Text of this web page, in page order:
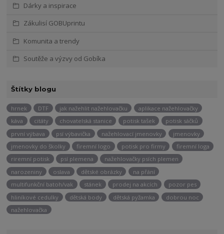
Dárky a inspirace
Zákulisí GOBUprintu
Komunita a trendy
Soutěže a výzvy od Gobíka
Štítky blogu
hrnek DTF jak nažehlit nažehlovačku
aplikace nažehlovačky
káva
citáty chovatelská stanice potisk tašek
potisk sáčků
první výbava
psí výbavička nažehlovací jmenovky
jmenovky
jmenovky do školky
firemní logo potisk pro firmy
firemní loga
riremní potisk
psí plemena
nažehlovačky psích plemen
narozeniny
oslava dětské obrázky
na přání
multifunkční batoh/vak
stánek prodej na akcích
pozor pes
hliníkové cedulky
dětská body dětská pyžamka
dobrou noc
nažehlovačka